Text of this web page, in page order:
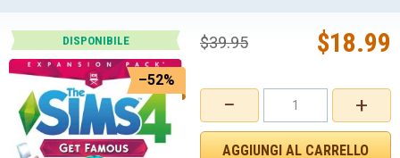
DISPONIBILE
–52%
+
−
$18.99
$39.95